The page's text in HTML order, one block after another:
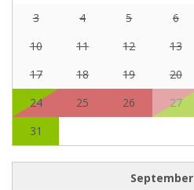
3
4 5 6
10
11 12 13
17
18 19 20
24
25 26 27
31
September